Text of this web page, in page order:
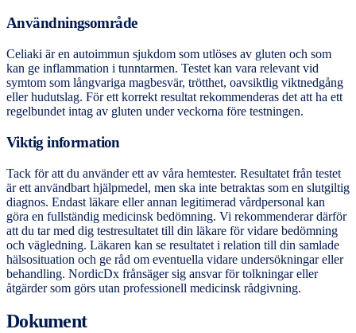
Användningsområde
Celiaki är en autoimmun sjukdom som utlöses av gluten och som
kan ge inflammation i tunntarmen. Testet kan vara relevant vid
symtom som långvariga magbesvär, trötthet, oavsiktlig viktnedgång
eller hudutslag. För ett korrekt resultat rekommenderas det att ha ett
regelbundet intag av gluten under veckorna före testningen.
Viktig information
Tack för att du använder ett av våra hemtester. Resultatet från testet
är ett användbart hjälpmedel, men ska inte betraktas som en slutgiltig
diagnos. Endast läkare eller annan legitimerad vårdpersonal kan
göra en fullständig medicinsk bedömning. Vi rekommenderar därför
att du tar med dig testresultatet till din läkare för vidare bedömning
och vägledning. Läkaren kan se resultatet i relation till din samlade
hälsosituation och ge råd om eventuella vidare undersökningar eller
behandling. NordicDx frånsäger sig ansvar för tolkningar eller
åtgärder som görs utan professionell medicinsk rådgivning.
Dokument